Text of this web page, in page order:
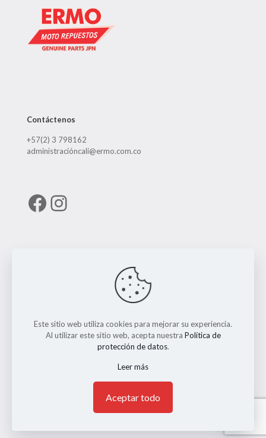
Contáctenos
+57(2) 3 798162
administracióncali@ermo.com.co
Facebook
Instagram
© 2026 ERMO MOTO REPUESTOS. Todos los Derechos
Reservados. || Implementado porAndrés Escobar
Este sitio web utiliza cookies para mejorar su experiencia.
Al utilizar este sitio web, acepta nuestra Política de
protección de datos.
Leer más
Aceptar todo